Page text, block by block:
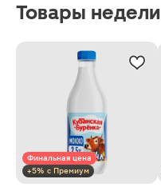
Товары недели
Финальная цена
+5% с Премиум